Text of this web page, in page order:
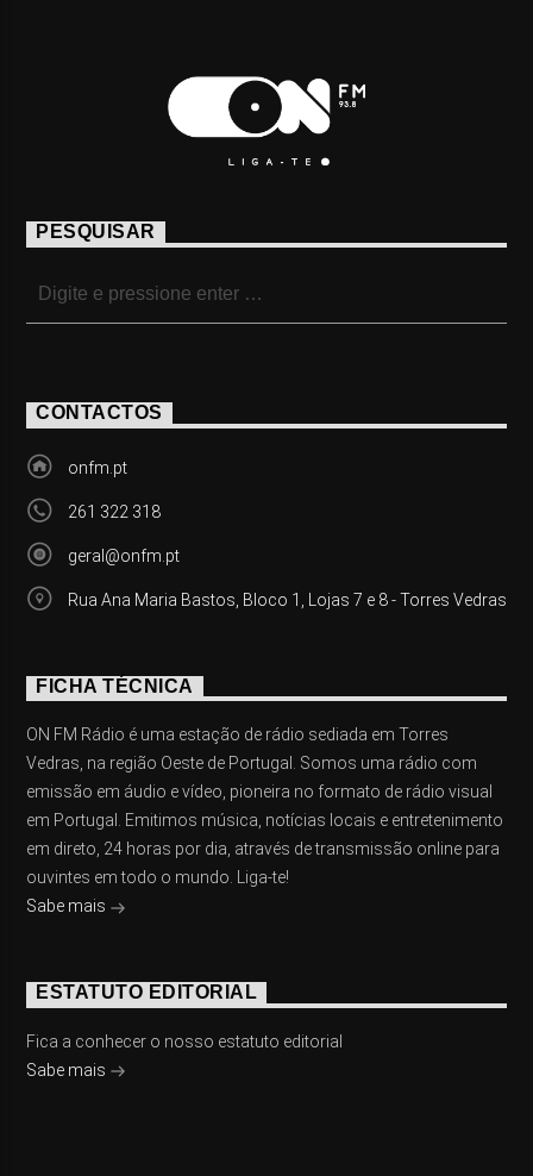
PESQUISAR
CONTACTOS
onfm.pt
261 322 318
geral@onfm.pt
Rua Ana Maria Bastos, Bloco 1, Lojas 7 e 8 - Torres Vedras
FICHA TÉCNICA
ON FM Rádio é uma estação de rádio sediada em Torres
Vedras, na região Oeste de Portugal. Somos uma rádio com
emissão em áudio e vídeo, pioneira no formato de rádio visual
em Portugal. Emitimos música, notícias locais e entretenimento
em direto, 24 horas por dia, através de transmissão online para
ouvintes em todo o mundo. Liga-te!
Sabe mais
ESTATUTO EDITORIAL
Fica a conhecer o nosso estatuto editorial
Sabe mais